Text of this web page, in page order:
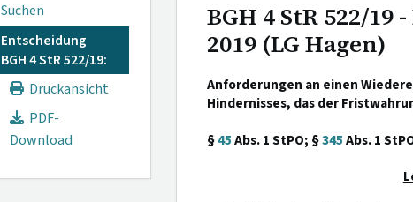
Suchen
Entscheidung
BGH 4 StR 522/19:
Druckansicht
PDF-
Download
BGH 4 StR 522/19
2019 (LG Hagen)
Anforderungen an einen
Hindernisses, das der
§45Abs. 1 StPO; §345Abs. 1